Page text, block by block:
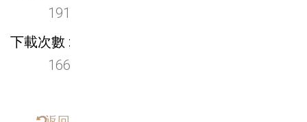
191
下載次數
166